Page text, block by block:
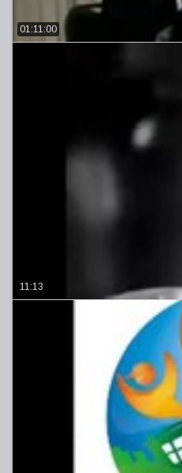
01:11:00
11:13